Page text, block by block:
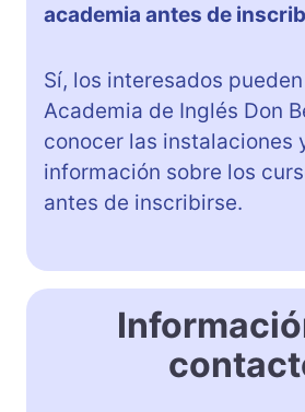
academia antes de
Sí, los interesados
Academia de Inglés Don
conocer las instalaciones
información sobre los
antes de inscribirse.